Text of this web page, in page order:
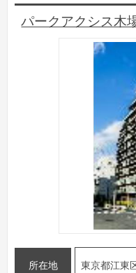
パークアクシス木
所在地 東京都江東